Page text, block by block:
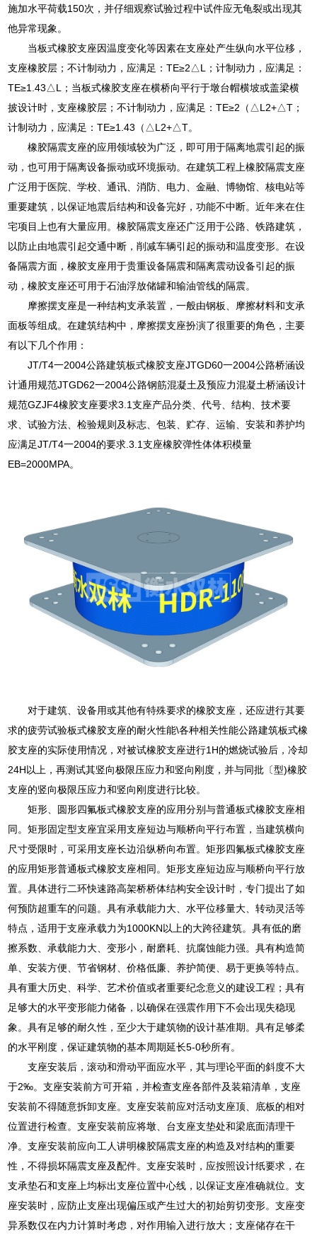
施加水平荷载150次，并仔细观察试验过程中试件应无龟裂或出现其
他异常现象。
当板式橡胶支座因温度变化等因素在支座处产生纵向水平位移，
支座橡胶层；不计制动力，应满足：TE≥2△L；计制动力，应满足：
TE≥1.43△L；当板式橡胶支座在横桥向平行于墩台帽横坡或盖梁横
披设计时，支座橡胶层；不计制动力，应满足：TE≥2（△L2+△T；
计制动力，应满足：TE≥1.43（△L2+△T。
橡胶隔震支座的应用领域较为广泛，即可用于隔离地震引起的振
动，也可用于隔离设备振动或环境振动。在建筑工程上橡胶隔震支座
广泛用于医院、学校、通讯、消防、电力、金融、博物馆、核电站等
重要建筑，以保证地震后结构和设备完好，功能不中断。近年来在住
宅项目上也有大量应用。橡胶隔震支座还广泛用于公路、铁路建筑，
以防止由地震引起交通中断，削减车辆引起的振动和温度变形。在设
备隔震方面，橡胶支座用于贵重设备隔震和隔离震动设备引起的振
动，橡胶支座还可用于石油浮放储罐和输油管线的隔震。
摩擦摆支座是一种结构支承装置，一般由钢板、摩擦材料和支承
面板等组成。在建筑结构中，摩擦摆支座扮演了很重要的角色，主要
有以下几个作用：
JT/T4一2004公路建筑板式橡胶支座JTGD60一2004公路桥涵设
计通用规范JTGD62一2004公路钢筋混凝土及预应力混凝土桥涵设计
规范GZJF4橡胶支座要求3.1支座产品分类、代号、结构、技术要
求、试验方法、检验规则及标志、包装、贮存、运输、安装和养护均
应满足JT/T4一2004的要求.3.1支座橡胶弹性体体积模量
EB=2000MPA。
对于建筑、设备用或其他有特殊要求的橡胶支座，还应进行其要
求的疲劳试验板式橡胶支座的耐火性能\各种相关性能公路建筑板式橡
胶支座的实际使用情况，对被试橡胶支座进行1H的燃烧试验后，冷却
24H以上，再测试其竖向极限压应力和竖向刚度，并与同批〔型)橡胶
支座的竖向极限压应力和竖向刚度进行比较。
矩形、圆形四氟板式橡胶支座的应用分别与普通板式橡胶支座相
同。矩形固定型支座宜采用支座短边与顺桥向平行布置，当建筑横向
尺寸受限时，可采用支座长边沿纵桥向布置。矩形四氟板式橡胶支座
的应用矩形普通板式橡胶支座相同。矩形支座短边应与顺桥向平行放
置。具体进行二环快速路高架桥桥体结构安全设计时，专门提出了如
何预防超重车的问题。具有承载能力大、水平位移量大、转动灵活等
特点，适用于支座承载力为1000KN以上的大跨径建筑。具有低的磨
擦系数、承载能力大、变形小，耐磨耗、抗腐蚀能力强。具有构造简
单、安装方便、节省钢材、价格低廉、养护简便、易于更换等特点。
具有重大历史、科学、艺术价值或者重要纪念意义的建设工程；具有
足够大的水平变形能力储备，以确保在强震作用下不会出现失稳现
象。具有足够的耐久性，至少大于建筑物的设计基准期。具有足够柔
的水平刚度，保证建筑物的基本周期延长5-0秒所有。
支座安装后，滚动和滑动平面应水平，其与理论平面的斜度不大
于2‰。支座安装前方可开箱，并检查支座各部件及装箱清单，支座
安装前不得随意拆卸支座。支座安装前应对活动支座顶、底板的相对
位置进行检查。支座安装前应将墩、台支座支垫处和梁底面清理干
净。支座安装前应向工人讲明橡胶隔震支座的构造及对结构的重要
性，不得损坏隔震支座及配件。支座安装时，应按照设计纸要求，在
支承垫石和支座上均标出支座位置中心线，以保证支座准确就位。支
座安装时，应防止支座出现偏压或产生过大的初始剪切变形。支座变
异系数仅在内力计算时考虑，对作用输入进行放大；支座储存在干